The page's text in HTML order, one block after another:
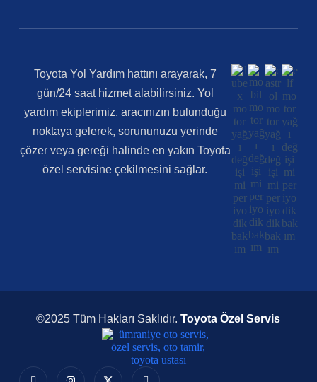
Toyota Yol Yardım hattını arayarak, 7
gün/24 saat hizmet alabilirsiniz. Yol
yardım ekiplerimiz, aracınızın bulunduğu
noktaya gelerek, sorununuzu yerinde
çözer veya gereği halinde en yakın Toyota
özel servisine çekilmesini sağlar.
©2025 Tüm Hakları Saklıdır.Toyota Özel Servis